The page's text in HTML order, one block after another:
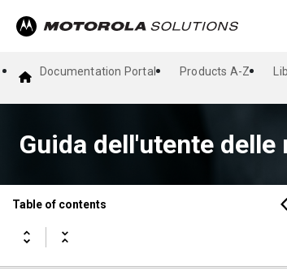
Documentation Portal Products A-Z
Guida dell'utente delle
Table of contents
Coda chiamate
Chiamata con priorità